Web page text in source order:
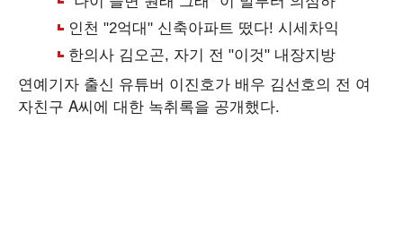
연예기자 출신 유튜버 이진호가 배우 김선호의 전 여
자친구 A씨에 대한 녹취록을 공개했다.